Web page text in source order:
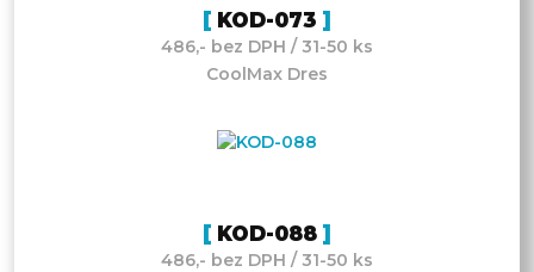
KOD-073
486,- bez DPH / 31-50 ks
CoolMax Dres
KOD-088
486,- bez DPH / 31-50 ks